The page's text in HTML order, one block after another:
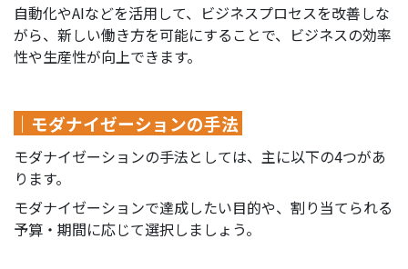
自動化やAIなどを活用して、ビジネスプロセスを改善しな
がら、新しい働き方を可能にすることで、ビジネスの効率
性や生産性が向上できます。
｜モダナイゼーションの手法
モダナイゼーションの手法としては、主に以下の4つがあ
ります。
モダナイゼーションで達成したい目的や、割り当てられる
予算・期間に応じて選択しましょう。